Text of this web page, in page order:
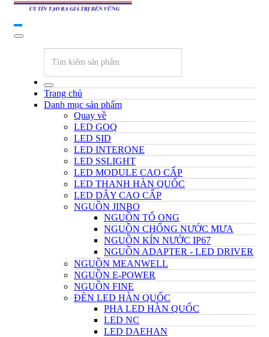
Trang chủ
Danh mục sản phẩm
Quay về
LED GOQ
LED SID
LED INTERONE
LED SSLIGHT
LED MODULE CAO CẤP
LED THANH HÀN QUỐC
LED DÂY CAO CẤP
NGUỒN JINBO
NGUỒN TỔ ONG
NGUỒN CHỐNG NƯỚC MƯA
NGUỒN KÍN NƯỚC IP67
NGUỒN ADAPTER - LED DRIVER
NGUỒN MEANWELL
NGUỒN E-POWER
NGUỒN FINE
ĐÈN LED HÀN QUỐC
PHA LED HÀN QUỐC
LED NC
LED DAEHAN